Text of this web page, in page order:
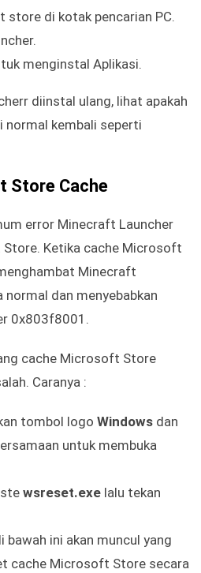
store di kotak pencarian PC.
menginstal Aplikasi.
diinstal ulang, lihat apakah
normal kembali seperti
Store Cache
error Minecraft Launcher
Ketika cache Microsoft
Minecraft
normal dan menyebabkan
0x803f8001.
cache Microsoft Store
Caranya :
tombol logo Windows dan
untuk membuka
wsreset.exe lalu tekan
bawah ini akan muncul yang
cache Microsoft Store secara